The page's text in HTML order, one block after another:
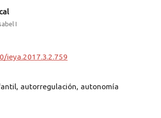
I
ieya.2017.3.2.759
autorregulación, autonomía